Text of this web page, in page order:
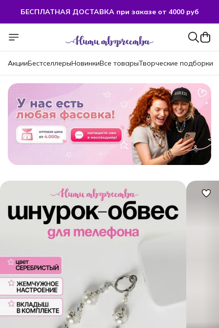
БЕСПЛАТНАЯ ДОСТАВКА при заказе от 4000 руб
БЕСПЛАТНАЯ ДОСТАВКА при заказе от 4000 руб
АкцииБестселлерыНовинкиВсе товарыТворческие подборки